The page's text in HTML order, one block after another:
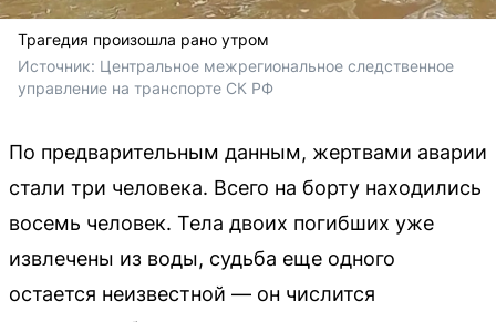
Трагедия произошла рано утром
Источник: Центральное межрегиональное следственное
управление на транспорте СК РФ
По предварительным данным, жертвами аварии
стали три человека. Всего на борту находились
восемь человек. Тела двоих погибших уже
извлечены из воды, судьба еще одного
остается неизвестной — он числится